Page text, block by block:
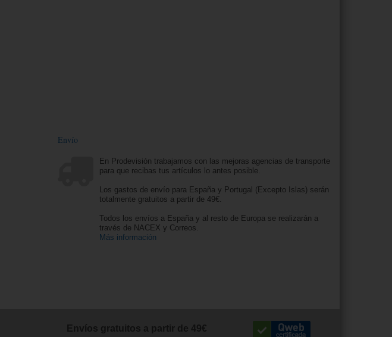
Envío
En Prodevisión trabajamos con las mejoras agencias de transporte
para que recibas tus artículos lo antes posible.
Los gastos de envío para España y Portugal (Excepto Islas) serán
totalmente gratuitos a partir de 49€.
Todos los envíos a España y al resto de Europa se realizarán a
través de NACEX y Correos.
Más información
Envíos gratuitos a partir de 49€